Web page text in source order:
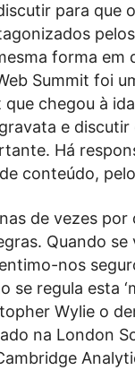
para que
forma em
Summit foi
chegou à
e
Há
conteúdo,
de vezes
Quando se
nos
se regula esta
Wylie o
na London